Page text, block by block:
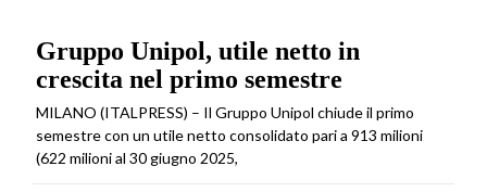
Gruppo Unipol, utile netto in
crescita nel primo semestre
MILANO (ITALPRESS) – Il Gruppo Unipol chiude il primo
semestre con un utile netto consolidato pari a 913 milioni
(622 milioni al 30 giugno 2025,